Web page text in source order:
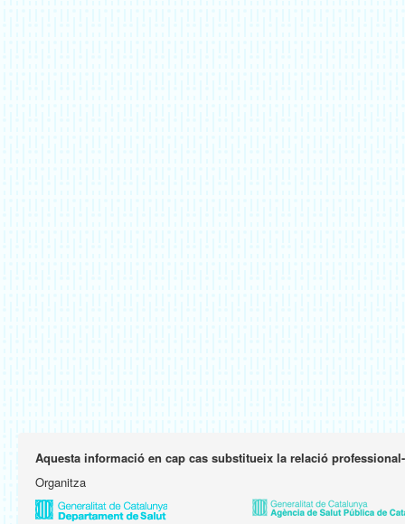
Aquesta informació en cap cas substitueix la relació
Organitza